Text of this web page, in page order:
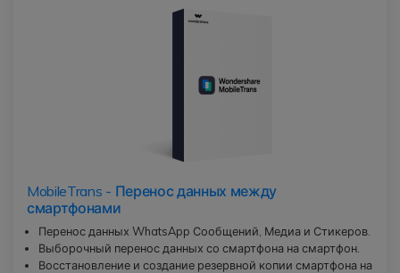
MobileTrans - Перенос данных между
смартфонами
Перенос данных WhatsApp Сообщений, Медиа и Стикеров.
Выборочный перенос данных со смартфона на смартфон.
Восстановление и создание резервной копии смартфона на